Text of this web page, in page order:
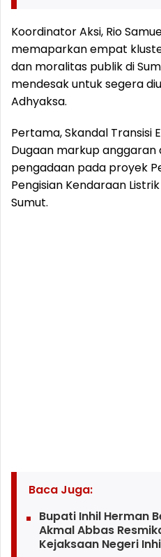
Koordinator Aksi, Rio
memaparkan empat
dan moralitas publik di
mendesak untuk segera
Adhyaksa.
Pertama, Skandal Transisi
Dugaan markup anggaran
pengadaan pada proyek
Pengisian Kendaraan
Sumut.
Baca Juga:
Bupati Inhil Herman
Akmal Abbas
Kejaksaan Negeri